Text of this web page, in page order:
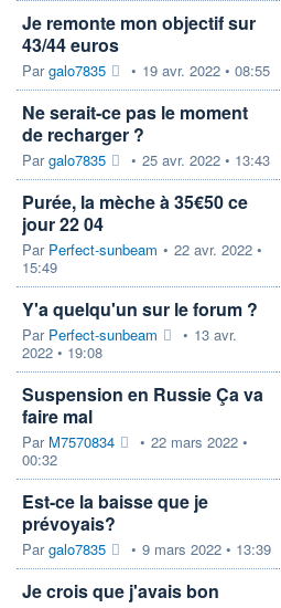
Je remonte mon objectif sur
43/44 euros
Pargalo7835 • 19 avr. 2022 • 08:55
Ne serait-ce pas le moment
de recharger ?
Pargalo7835 • 25 avr. 2022 • 13:43
Purée, la mèche à 35€50 ce
jour 22 04
Par Perfect-sunbeam • 22 avr. 2022 •
15:49
Y'a quelqu'un sur le forum ?
Par Perfect-sunbeam • 13 avr.
2022 • 19:08
Suspension en Russie Ça va
faire mal
Par M7570834 • 22 mars 2022 •
00:32
Est-ce la baisse que je
prévoyais?
Pargalo7835 • 9 mars 2022 • 13:39
Je crois que j'avais bon